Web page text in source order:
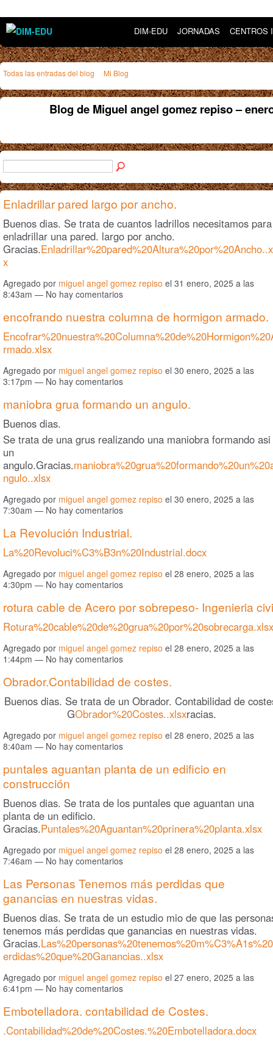
DIM-EDU JORNADAS CENTROS
Todas las entradas del blog Mi Blog
Blog de Miguel angel gomez repiso –
Enladrillar pared largo por ancho.
Buenos dias. Se trata de cuantos ladrillos necesitamos para
enladrillar una pared. largo por ancho.
Gracias.
x
Agregado por miguel angel gomez repiso el 31 enero, 2025 a las
8:43am — No hay comentarios
encofrando nuestra columna de hormigon armado.
rmado.xlsx
Agregado por miguel angel gomez repiso el 30 enero, 2025 a las
3:17pm — No hay comentarios
maniobra grua formando un angulo.
Buenos dias.
Se trata de una grus realizando una maniobra formando asi
un
angulo.Gracias.
ngulo..xlsx
Agregado por miguel angel gomez repiso el 30 enero, 2025 a las
7:30am — No hay comentarios
La Revolución Industrial.
La%20Revoluci%C3%B3n%20Industrial.docx
Agregado por miguel angel gomez repiso el 28 enero, 2025 a las
4:30pm — No hay comentarios
rotura cable de Acero por sobrepeso- Ingenieria
Rotura%20cable%20de%20grua%20por%20sobrecarga.xlsx
Agregado por miguel angel gomez repiso el 28 enero, 2025 a las
1:44pm — No hay comentarios
Obrador.Contabilidad de costes.
Buenos dias. Se trata de un Obrador. Contabilidad de
GObrador%20Costes..xlsxracias.
Agregado por miguel angel gomez repiso el 28 enero, 2025 a las
8:40am — No hay comentarios
puntales aguantan planta de un edificio en
construcción
Buenos dias. Se trata de los puntales que aguantan una
planta de un edificio.
Gracias.Puntales%20Aguantan%20prinera%20planta.xlsx
Agregado por miguel angel gomez repiso el 28 enero, 2025 a las
7:46am — No hay comentarios
Las Personas Tenemos más perdidas que
ganancias en nuestras vidas.
Buenos dias. Se trata de un estudio mio de que las
tenemos más perdidas que ganancias en nuestras vidas.
Gracias.
erdidas%20que%20Ganancias..xlsx
Agregado por miguel angel gomez repiso el 27 enero, 2025 a las
6:41pm — No hay comentarios
Embotelladora. contabilidad de Costes.
.Contabilidad%20de%20Costes.%20Embotelladora.docx